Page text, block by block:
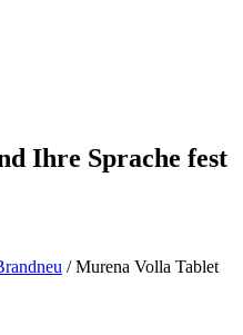
Ihre Sprache fest
/ Murena Volla Tablet